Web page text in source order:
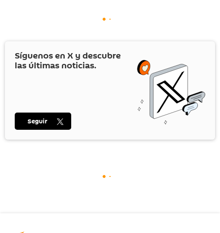
Síguenos en X y descubre
las últimas noticias.
Seguir